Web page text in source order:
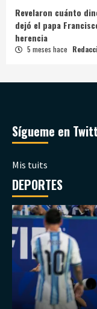
Revelaron cuánto
dejó el papa
herencia
5 meses hace
Sígueme en
Mis tuits
DEPORTES